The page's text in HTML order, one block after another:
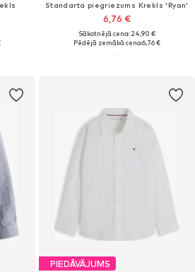
Standarta piegriezums Krekls 'Ryan'
6,76 €
Sākotnējā cena: 24,90 €
Pēdējā zemākā cena:6,76 €
PIEDĀVĀJUMS